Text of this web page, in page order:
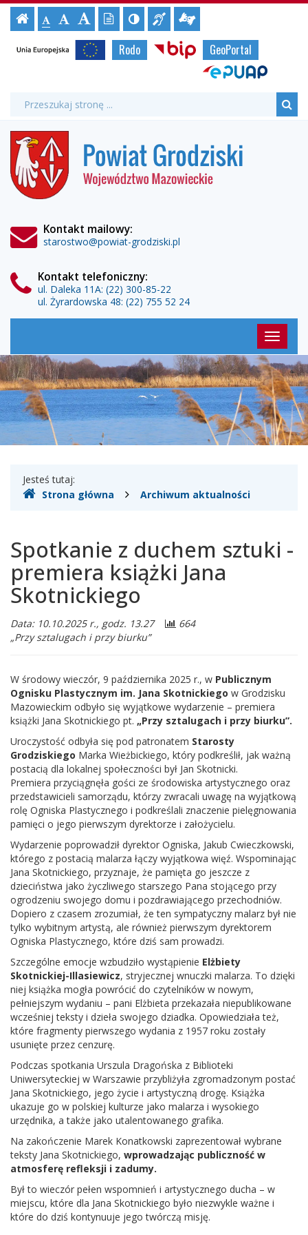
Spotkanie
duchem
sztuki
premiera
książki
Jana
Skotnickiego
Powiat
Grodziski
Ustawienia
strony
Strona
główna
Czcionka,
jej
na
Czcionka
standardowa
Czcionka
powiększona
Czcionka
duża
Wersja
tekstowa
Kontrast
(włącz/wyłącz)
Informacja
dla
niesłyszących
Tłumacz
migowy
online
Strony
Unia
Europejska
Rodo
Biuletyn
Informacji
Publicznej
GeoPortal
ePUAP
Wyszukiwarka
Formularz
Wyszukiwana
fraza:
Powiat
Grodziski
Kontakt mailowy:
starostwo@powiat-grodziski.pl
Kontakt telefoniczny:
ul. Daleka 11A: (22) 300-85-22
ul. Żyrardowska 48: (22) 755 52 24
główne
Gdzie
jesteśmy
Jesteś tutaj:
Strona główna
Archiwum aktualności
Spotkanie z duchem sztuki -
premiera książki Jana
Skotnickiego
Data: 10.10.2025 r., godz. 13.27
664
„Przy sztalugach i przy biurku”
W środowy wieczór, 9 października 2025 r., w Publicznym
Ognisku Plastycznym im. Jana Skotnickiego w Grodzisku
Mazowieckim odbyło się wyjątkowe wydarzenie – premiera
książki Jana Skotnickiego pt. „Przy sztalugach i przy biurku”.
Uroczystość odbyła się pod patronatem Starosty
Grodziskiego Marka Wieżbickiego, który podkreślił, jak ważną
postacią dla lokalnej społeczności był Jan Skotnicki.
Premiera przyciągnęła gości ze środowiska artystycznego oraz
przedstawicieli samorządu, którzy zwracali uwagę na wyjątkową
rolę Ogniska Plastycznego i podkreślali znaczenie pielęgnowania
pamięci o jego pierwszym dyrektorze i założycielu.
Wydarzenie poprowadził dyrektor Ogniska, Jakub Cwieczkowski,
którego z postacią malarza łączy wyjątkowa więź. Wspominając
Jana Skotnickiego, przyznaje, że pamięta go jeszcze z
dzieciństwa jako życzliwego starszego Pana stojącego przy
ogrodzeniu swojego domu i pozdrawiającego przechodniów.
Dopiero z czasem zrozumiał, że ten sympatyczny malarz był nie
tylko wybitnym artystą, ale również pierwszym dyrektorem
Ogniska Plastycznego, które dziś sam prowadzi.
Szczególne emocje wzbudziło wystąpienie Elżbiety
Skotnickiej-Illasiewicz, stryjecznej wnuczki malarza. To dzięki
niej książka mogła powrócić do czytelników w nowym,
pełniejszym wydaniu – pani Elżbieta przekazała niepublikowane
wcześniej teksty i dzieła swojego dziadka. Opowiedziała też,
które fragmenty pierwszego wydania z 1957 roku zostały
usunięte przez cenzurę.
Podczas spotkania Urszula Dragońska z Biblioteki
Uniwersyteckiej w Warszawie przybliżyła zgromadzonym postać
Jana Skotnickiego, jego życie i artystyczną drogę. Książka
ukazuje go w polskiej kulturze jako malarza i wysokiego
urzędnika, a także jako utalentowanego grafika.
Na zakończenie Marek Konatkowski zaprezentował wybrane
teksty Jana Skotnickiego, wprowadzając publiczność w
atmosferę refleksji i zadumy.
Był to wieczór pełen wspomnień i artystycznego ducha – w
miejscu, które dla Jana Skotnickiego było niezwykle ważne i
które do dziś kontynuuje jego twórczą misję.